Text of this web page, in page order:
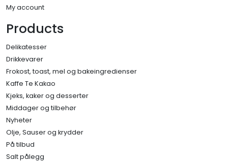
My account
Products
Delikatesser
Drikkevarer
Frokost, toast, mel og bakeingredienser
Kaffe Te Kakao
Kjeks, kaker og desserter
Middager og tilbehør
Nyheter
Olje, Sauser og krydder
På tilbud
Salt pålegg